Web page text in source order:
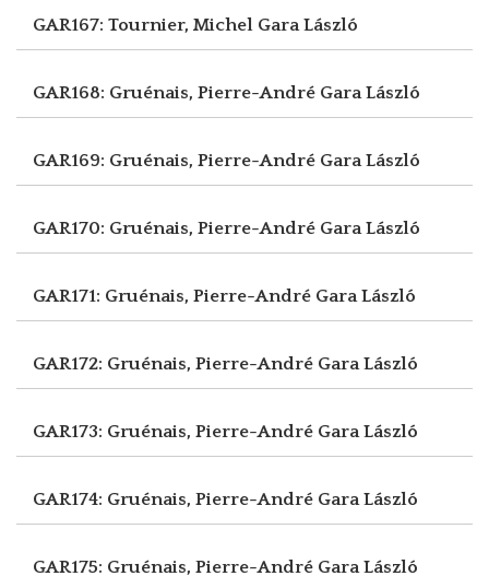
GAR167: Tournier, Michel Gara László
GAR168: Gruénais, Pierre-André Gara László
GAR169: Gruénais, Pierre-André Gara László
GAR170: Gruénais, Pierre-André Gara László
GAR171: Gruénais, Pierre-André Gara László
GAR172: Gruénais, Pierre-André Gara László
GAR173: Gruénais, Pierre-André Gara László
GAR174: Gruénais, Pierre-André Gara László
GAR175: Gruénais, Pierre-André Gara László